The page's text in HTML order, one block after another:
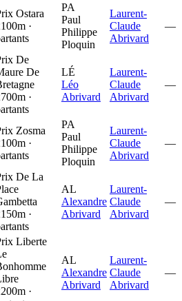
Ostara
·
PA
Paul
Philippe
Ploquin
Laurent-
Claude
Abrivard
—
De
De
·
LÉ
Léo
Abrivard
Laurent-
Claude
Abrivard
—
Zosma
·
PA
Paul
Philippe
Ploquin
Laurent-
Claude
Abrivard
—
De La
·
AL
Alexandre
Abrivard
Laurent-
Claude
Abrivard
—
Liberte
·
AL
Alexandre
Abrivard
Laurent-
Claude
Abrivard
—